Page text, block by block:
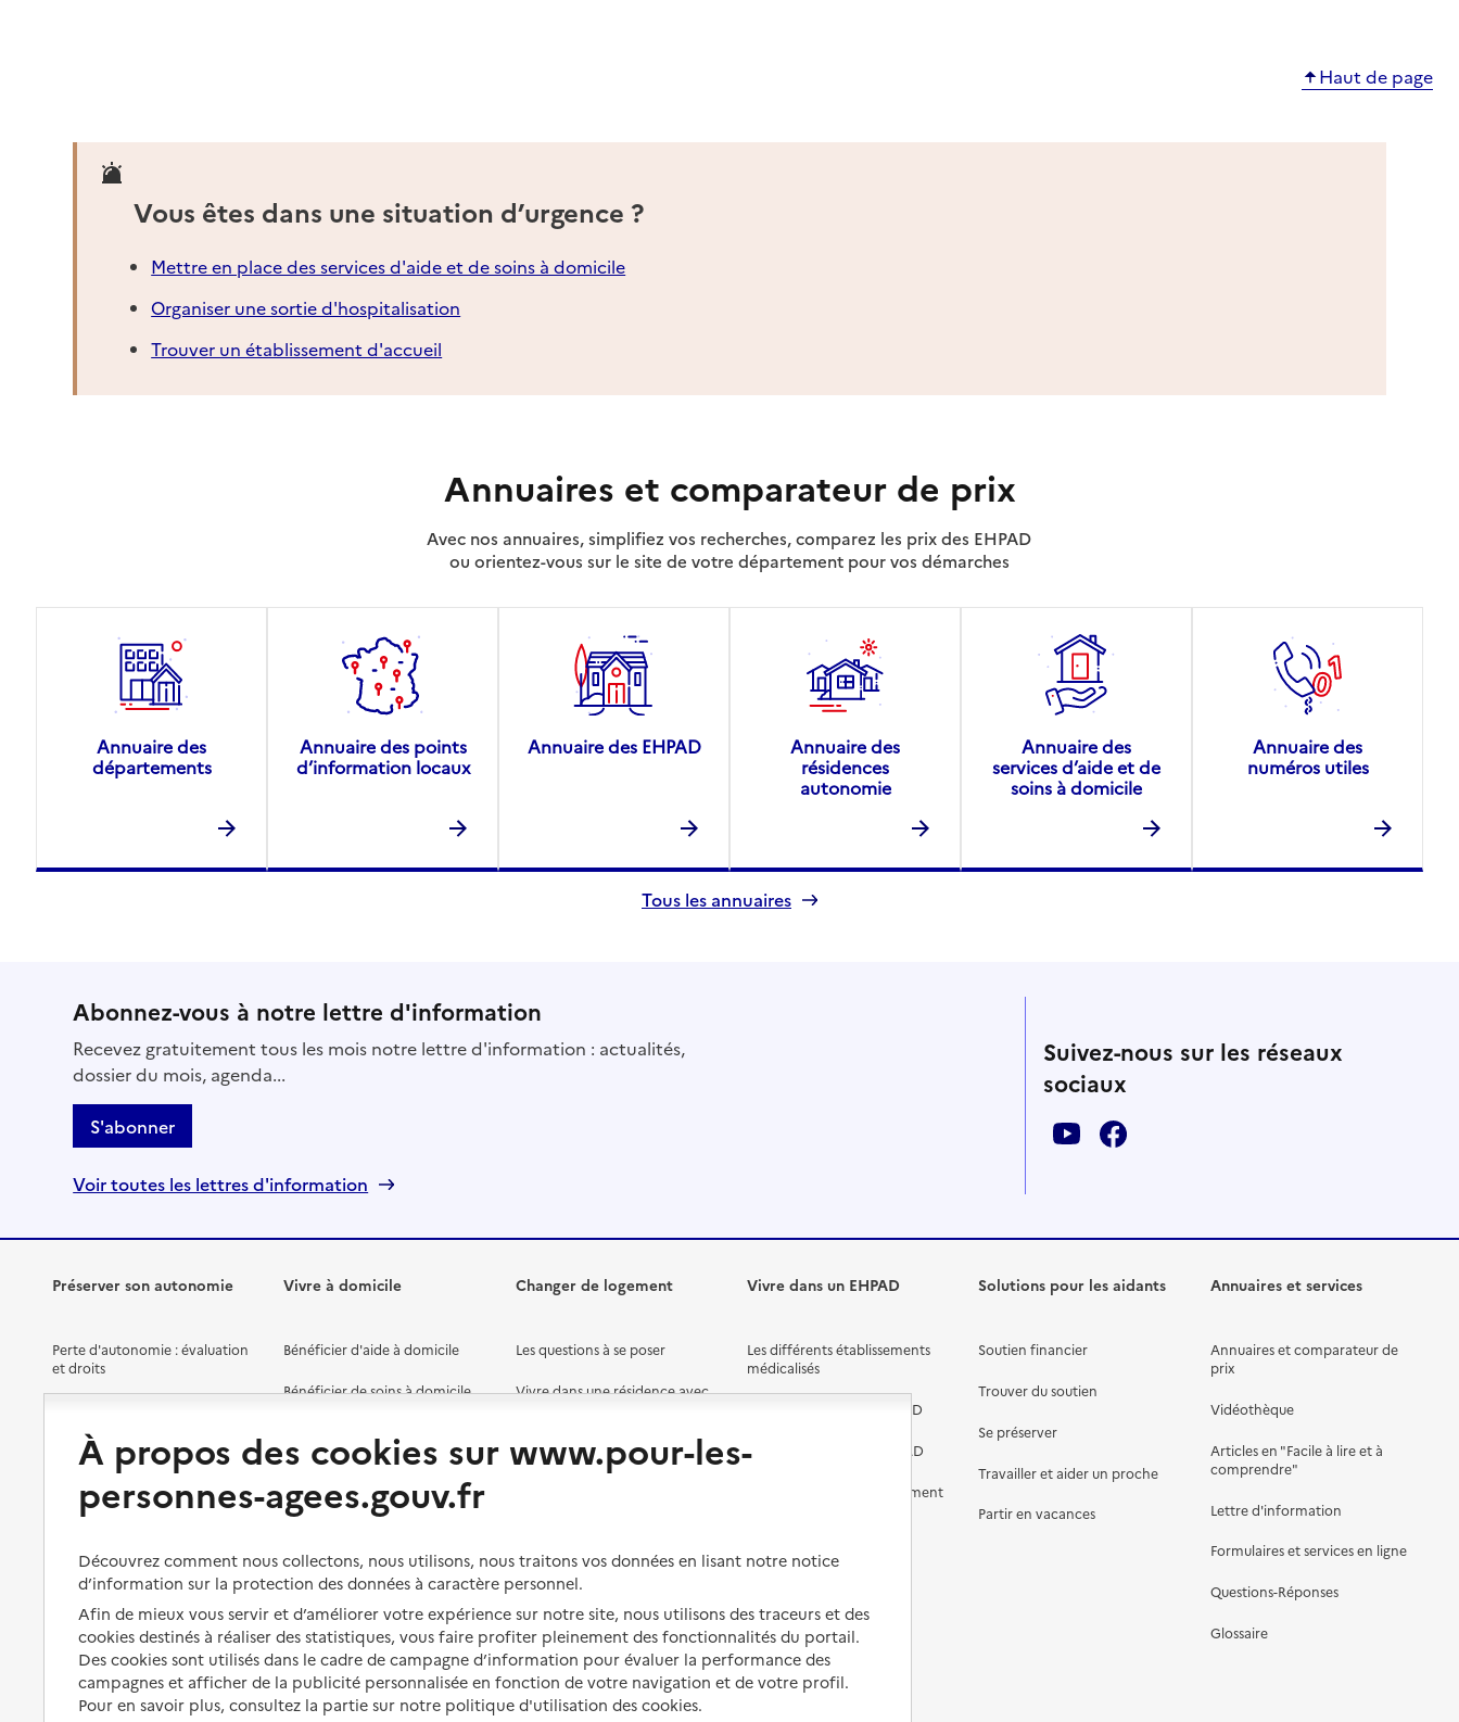
Haut de page
Vous êtes dans une situation d’urgence ?
Mettre en place des services d'aide et de soins à domicile
Organiser une sortie d'hospitalisation
Trouver un établissement d'accueil
Annuaires et comparateur de prix
Avec nos annuaires, simplifiez vos recherches, comparez les prix des EHPAD
ou orientez-vous sur le site de votre département pour vos démarches
Annuaire des
départements
Annuaire des points
d’information locaux
Annuaire des EHPAD
Annuaire des
résidences
autonomie
Annuaire des
services d’aide et de
soins à domicile
Annuaire des
numéros utiles
Tous les annuaires
Abonnez-vous à notre lettre d'information
Recevez gratuitement tous les mois notre lettre d'information : actualités,
dossier du mois, agenda...
S'abonner
Voir toutes les lettres d'information
Suivez-nous sur les réseaux
sociaux
Préserver son autonomie
Perte d'autonomie : évaluation
et droits
Préserver son autonomie et sa
santé
Les mesures de protection
Les obligations de la famille
À qui s’adresser ?
Les politiques du grand âge
Vivre à domicile
Bénéficier d'aide à domicile
Bénéficier de soins à domicile
Partager son logement
Vivre à domicile avec une
maladie ou un handicap
Être hospitalisé
Fin de vie à domicile
Changer de logement
Les questions à se poser
Vivre dans une résidence avec
Vivre chez un proche
Vivre dans un EHPAD
Les différents établissements
médicalisés
Préparer l'entrée en EHPAD
Aides financières en EHPAD
Prévention, accompagnement
EHPAD
Droits en EHPAD
Fin de vie en EHPAD
Solutions pour les aidants
Soutien financier
Trouver du soutien
Se préserver
Travailler et aider un proche
Partir en vacances
Annuaires et services
Annuaires et comparateur de
prix
Vidéothèque
Articles en "Facile à lire et à
comprendre"
Lettre d'information
Formulaires et services en ligne
Questions-Réponses
Glossaire
À propos des cookies sur www.pour-les-
personnes-agees.gouv.fr
Découvrez comment nous collectons, nous utilisons, nous traitons vos données en lisant notre notice
d’information sur la protection des données à caractère personnel.
Afin de mieux vous servir et d’améliorer votre expérience sur notre site, nous utilisons des traceurs et des
cookies destinés à réaliser des statistiques, vous faire profiter pleinement des fonctionnalités du portail.
Des cookies sont utilisés dans le cadre de campagne d’information pour évaluer la performance des
campagnes et afficher de la publicité personnalisée en fonction de votre navigation et de votre profil.
Pour en savoir plus, consultez la partie sur notre politique d'utilisation des cookies.